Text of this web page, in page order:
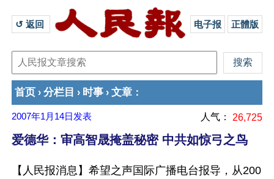
↺ 返回 电子报 正體版
首页 › 分栏目 › 时事 › 文章 ：
2007年1月14日 发表 人气： 26,725
爱德华：审高智晟掩盖秘密 中共如惊弓之鸟
【人民报消息】希望之声国际广播电台报导，从200